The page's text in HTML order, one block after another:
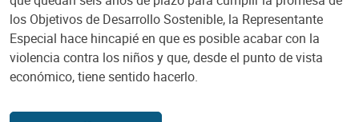
los Objetivos de Desarrollo Sostenible, la Representante
Especial hace hincapié en que es posible acabar con la
violencia contra los niños y que, desde el punto de vista
económico, tiene sentido hacerlo.